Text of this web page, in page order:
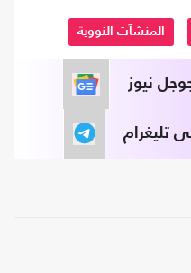
المنشآت النووية
نيوز
تليغرام